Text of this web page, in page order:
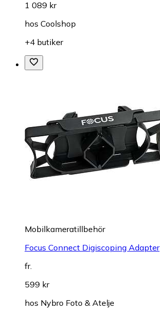
1 089 kr
hos Coolshop
+4 butiker
Mobilkameratillbehör
Focus Connect Digiscoping Adapter
fr.
599 kr
hos Nybro Foto & Atelje